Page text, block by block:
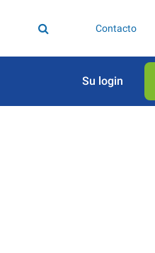
Contacto
Su login